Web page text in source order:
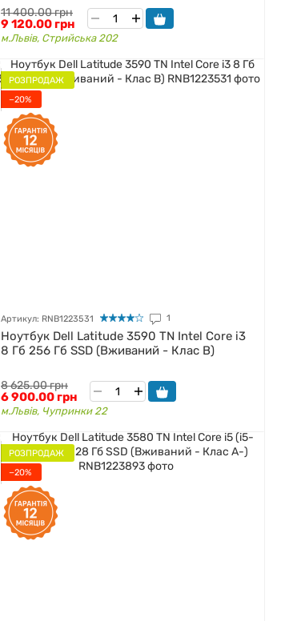
11 400.00 грн
9 120.00 грн
м.Львів, Стрийська 202
РОЗПРОДАЖ
−20%
Артикул: RNB1223531 1
Ноутбук Dell Latitude 3590 TN Intel Core i3
8 Гб 256 Гб SSD (Вживаний - Клас B)
8 625.00 грн
6 900.00 грн
м.Львів, Чупринки 22
РОЗПРОДАЖ
−20%